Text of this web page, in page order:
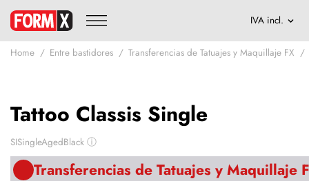
Home Entre bastidores Transferencias de Tatuajes y Maquillaje FX
Tattoo Classis Single
SISingleAgedBlack ⓘ
Transferencias de Tatuajes y Maquillaje